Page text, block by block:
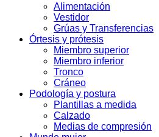
Alimentación
Vestidor
Grúas y Transferencias
Órtesis y prótesis
Miembro superior
Miembro inferior
Tronco
Cráneo
Podología y postura
Plantillas a medida
Calzado
Medias de compresión